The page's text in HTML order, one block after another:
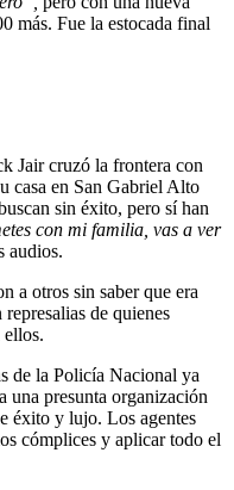
más. Fue la estocada final
Jair cruzó la frontera con
casa en San Gabriel Alto
sin éxito, pero sí han
con mi familia, vas a ver
audios.
a otros sin saber que era
de quienes
de la Policía Nacional ya
una presunta organización
éxito y lujo. Los agentes
cómplices y aplicar todo el